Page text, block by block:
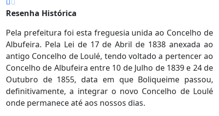
Resenha Histórica
Pela prefeitura foi esta freguesia unida ao Concelho de
Albufeira. Pela Lei de 17 de Abril de 1838 anexada ao
antigo Concelho de Loulé, tendo voltado a pertencer ao
Concelho de Albufeira entre 10 de Julho de 1839 e 24 de
Outubro de 1855, data em que Boliqueime passou,
definitivamente, a integrar o novo Concelho de Loulé
onde permanece até aos nossos dias.